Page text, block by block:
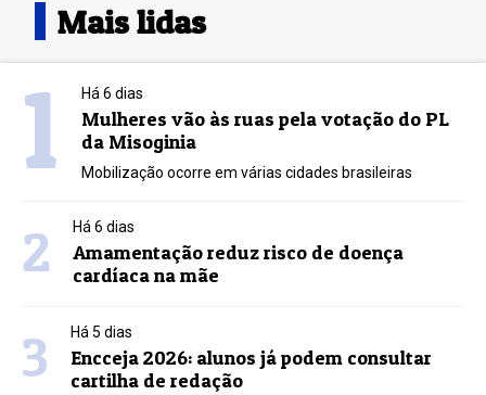
Mais lidas
1 Há 6 dias
Mulheres vão às ruas pela votação do PL
da Misoginia
Mobilização ocorre em várias cidades brasileiras
2 Há 6 dias
Amamentação reduz risco de doença
cardíaca na mãe
3 Há 5 dias
Encceja 2026: alunos já podem consultar
cartilha de redação